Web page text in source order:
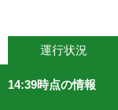
運行状況
14:39時点の情報